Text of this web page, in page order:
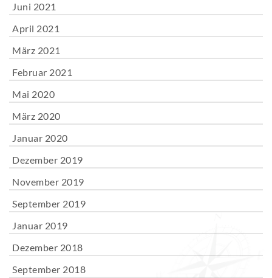
Juni 2021
April 2021
März 2021
Februar 2021
Mai 2020
März 2020
Januar 2020
Dezember 2019
November 2019
September 2019
Januar 2019
Dezember 2018
September 2018